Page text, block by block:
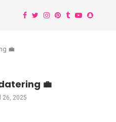
💼
💼
26, 2025